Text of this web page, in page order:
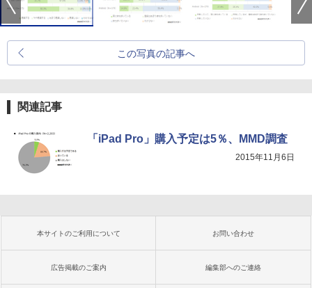
この写真の記事へ
関連記事
「iPad Pro」購入予定は5％、MMD調査
2015年11月6日
本サイトのご利用について お問い合わせ
広告掲載のご案内 編集部へのご連絡